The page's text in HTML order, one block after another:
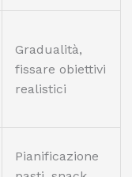
Gradualità,
fissare obiettivi
realistici
Pianificazione